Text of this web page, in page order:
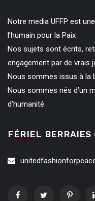
Notre media UFFP est
l’humain pour la Paix
Nos sujets sont écrits,
engagement par de vrais
Nous sommes issus à la
Nous sommes nés d’un
d’humanité.
FÉRIEL BERRAIES